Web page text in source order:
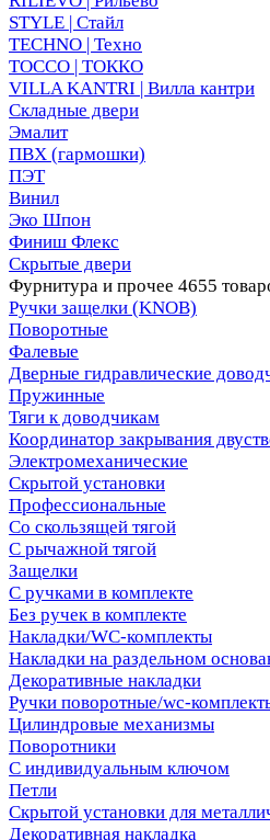
STYLE | Стайл
TECHNO | Техно
TOCCO | ТОККО
VILLA KANTRI | Вилла кантри
Складные двери
Эмалит
ПВХ (гармошки)
ПЭТ
Винил
Эко Шпон
Финиш Флекс
Скрытые двери
Фурнитура и прочее 4655
Ручки защелки (KNOB)
Поворотные
Фалевые
Дверные гидравлические
Пружинные
Тяги к доводчикам
Координатор закрывания
Электромеханические
Скрытой установки
Профессиональные
Со скользящей тягой
С рычажной тягой
Защелки
С ручками в комплекте
Без ручек в комплекте
Накладки/WC-комплекты
Накладки на раздельном
Декоративные накладки
Ручки поворотные/wc-
Цилиндровые механизмы
Поворотники
С индивидуальным ключом
Петли
Скрытой установки для
Декоративная накладка